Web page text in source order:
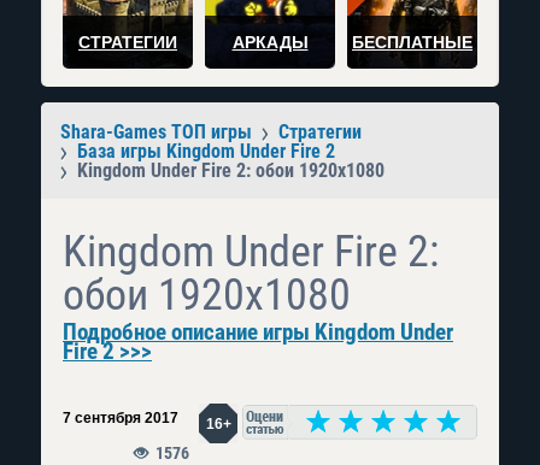
СТРАТЕГИИ АРКАДЫ БЕСПЛАТНЫЕ
Shara-Games ТОП игры
Стратегии
База игры Kingdom Under Fire 2
Kingdom Under Fire 2: обои 1920x1080
Kingdom Under Fire 2:
обои 1920x1080
Подробное описание игры Kingdom Under
Fire 2 >>>
7 сентября 2017 16+
1576